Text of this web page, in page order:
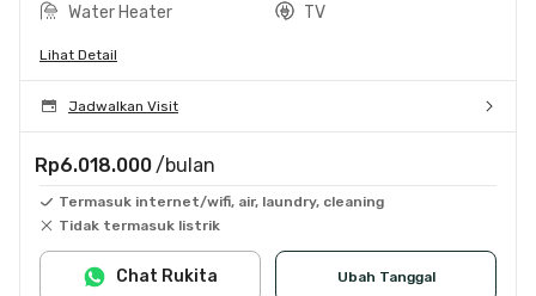
Water Heater
TV
Lihat Detail
Jadwalkan Visit
Rp6.018.000 /bulan
Termasuk internet/wifi, air, laundry, cleaning
Tidak termasuk listrik
Ubah Tanggal
Chat Rukita